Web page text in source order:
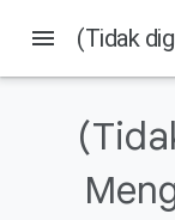
1. Selamat datang!
Yang akan Anda
Yang akan Anda
menu